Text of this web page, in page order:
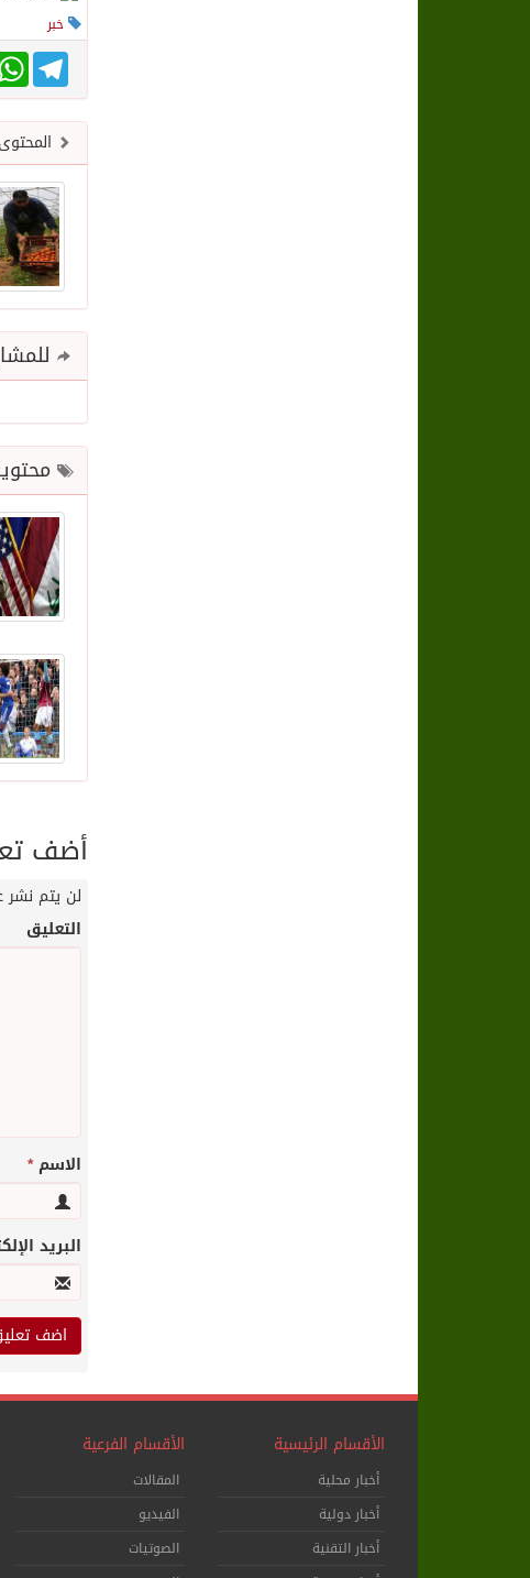
خبر
Telegram
أضف
لن يتم نشر
التعليق
الاسم*
البريد
الأقسام الرئيسية
أخبار محلية
أخبار دولية
أخبار التقنية
الأقسام الفرعية
المقالات
الفيديو
الصوتيات